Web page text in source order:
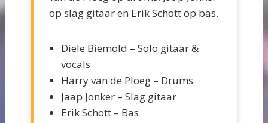
op slag gitaar en Erik Schott op bas.
Diele Biemold – Solo gitaar &
vocals
Harry van de Ploeg – Drums
Jaap Jonker – Slag gitaar
Erik Schott – Bas